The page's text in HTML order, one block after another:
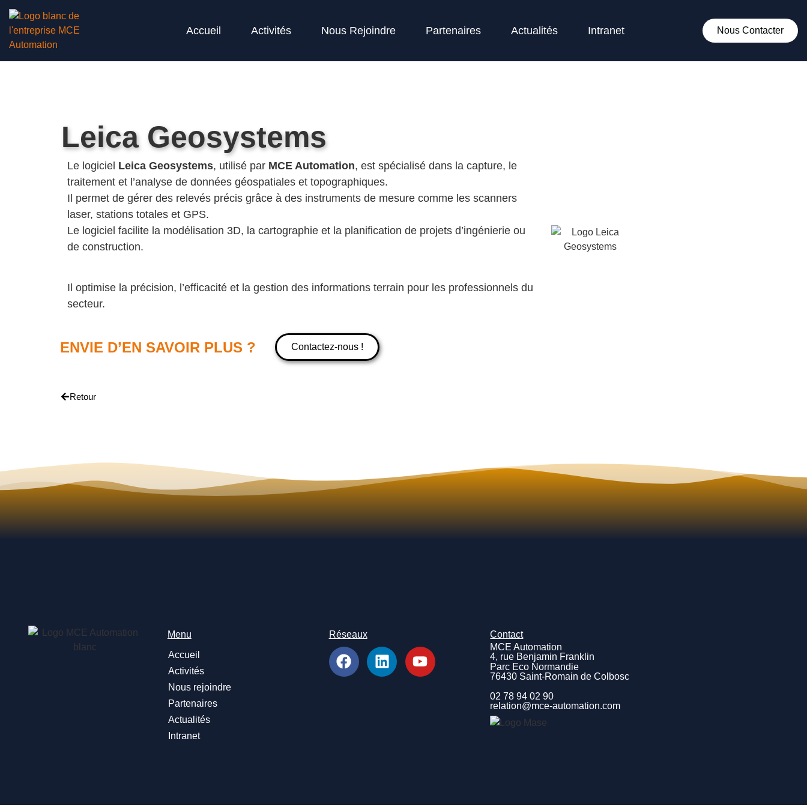
Accueil Activités Nous Rejoindre Partenaires Actualités Intranet Nous Contacter
Leica Geosystems
Le logiciel Leica Geosystems, utilisé par MCE Automation, est spécialisé dans la capture, le
traitement et l’analyse de données géospatiales et topographiques.
Il permet de gérer des relevés précis grâce à des instruments de mesure comme les scanners
laser, stations totales et GPS.
Le logiciel facilite la modélisation 3D, la cartographie et la planification de projets d’ingénierie ou
de construction.
Il optimise la précision, l’efficacité et la gestion des informations terrain pour les professionnels du
secteur.
ENVIE D’EN SAVOIR PLUS ? Contactez-nous !
Retour
Menu
Accueil
Activités
Nous rejoindre
Partenaires
Actualités
Intranet
Réseaux
Contact
MCE Automation
4, rue Benjamin Franklin
Parc Eco Normandie
76430 Saint-Romain de Colbosc
02 78 94 02 90
relation@mce-automation.com